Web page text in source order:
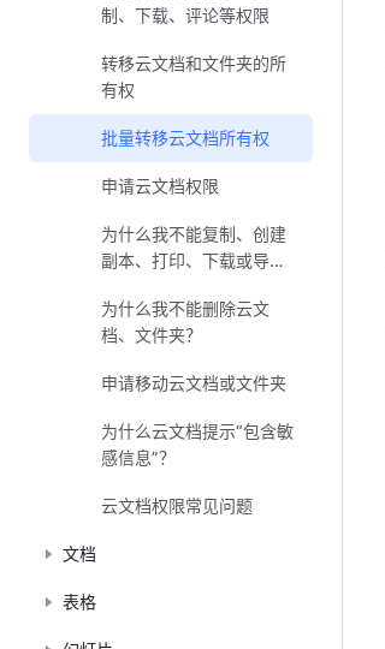
制、下载、评论等权限
转移云文档和文件夹的所
有权
批量转移云文档所有权
申请云文档权限
为什么我不能复制、创建
副本、打印、下载或导出
为什么我不能删除云文
档、文件夹？
申请移动云文档或文件夹
为什么云文档提示“包含敏
感信息”？
云文档权限常见问题
文档
表格